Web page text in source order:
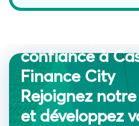
confiance à
Finance City
Rejoignez
et développez